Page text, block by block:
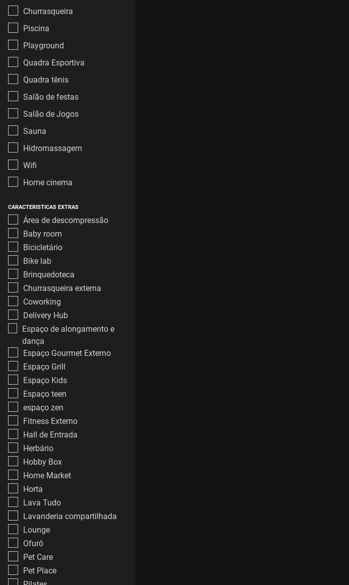
Churrasqueira
Piscina
Playground
Quadra Esportiva
Quadra tênis
Salão de festas
Salão de Jogos
Sauna
Hidromassagem
Wifi
Home cinema
CARACTERISTICAS EXTRAS
Área de descompressão
Baby room
Bicicletário
Bike lab
Brinquedoteca
Churrasqueira externa
Coworking
Delivery Hub
Espaço de alongamento e
dança
Espaço Gourmet Externo
Espaço Grill
Espaço Kids
Espaço teen
espaço zen
Fitness Externo
Hall de Entrada
Herbário
Hobby Box
Home Market
Horta
Lava Tudo
Lavanderia compartilhada
Lounge
Ofurô
Pet Care
Pet Place